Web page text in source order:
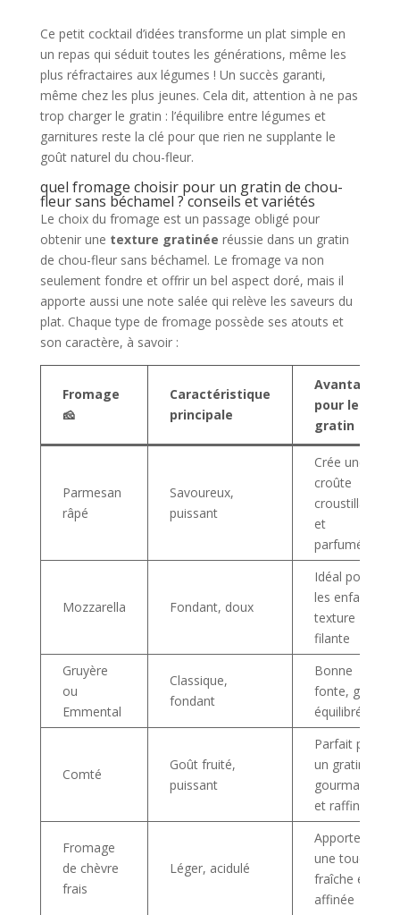
Ce petit cocktail d’idées transforme un plat simple en
un repas qui séduit toutes les générations, même les
plus réfractaires aux légumes ! Un succès garanti,
même chez les plus jeunes. Cela dit, attention à ne pas
trop charger le gratin : l’équilibre entre légumes et
garnitures reste la clé pour que rien ne supplante le
goût naturel du chou-fleur.
quel fromage choisir pour un gratin de chou-
fleur sans béchamel ? conseils et variétés
Le choix du fromage est un passage obligé pour
obtenir une texture gratinée réussie dans un gratin
de chou-fleur sans béchamel. Le fromage va non
seulement fondre et offrir un bel aspect doré, mais il
apporte aussi une note salée qui relève les saveurs du
plat. Chaque type de fromage possède ses atouts et
son caractère, à savoir :
Fromage
🧀
Caractéristique
principale
Avantage
pour le
gratin
Parmesan
râpé
Savoureux,
puissant
Crée une
croûte
croustillante
et
parfumée
Mozzarella Fondant, doux
Idéal pour
les enfants,
texture
filante
Gruyère
ou
Emmental
Classique,
fondant
Bonne
fonte, goût
équilibré
Comté
Goût fruité,
puissant
Parfait pour
un gratin
gourmand
et raffiné
Fromage
de chèvre
frais
Léger, acidulé
Apporte
une touche
fraîche et
affinée